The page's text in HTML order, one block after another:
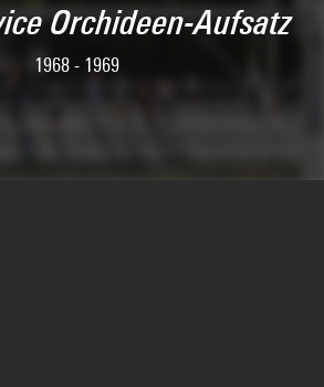
Orchideen-Aufsatz
1968 - 1969